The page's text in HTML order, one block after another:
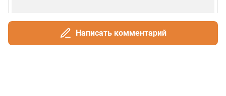
Написать комментарий